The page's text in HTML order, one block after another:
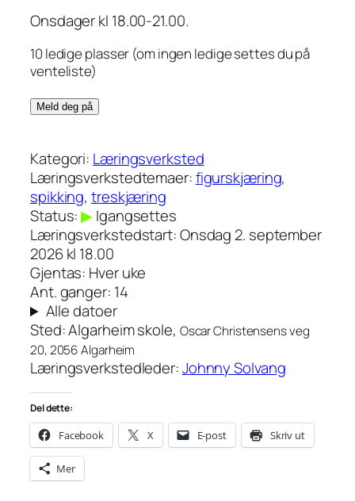
Onsdager kl 18.00-21.00.
10 ledige plasser (om ingen ledige settes du på
venteliste)
Læringsverksted
Meld deg på
Kategori: Læringsverksted
Læringsverkstedtemaer:figurskjæring,
spikking,treskjæring
Status:▶Igangsettes
Læringsverkstedstart:Onsdag 2. september
2026 kl 18.00
Gjentas: Hver uke
Ant. ganger: 14
Alle datoer
Sted:Algarheim skole, Oscar Christensens veg
20, 2056 Algarheim
Læringsverkstedleder:Johnny Solvang
Del dette:
Facebook X E-post Skriv ut
Mer